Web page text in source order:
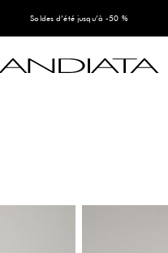
Soldes d’été jusqu’à -50 %
Andiata